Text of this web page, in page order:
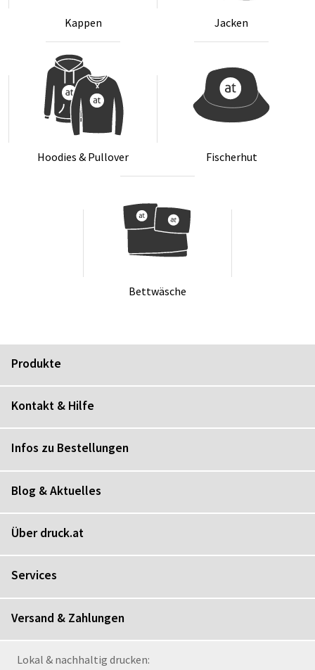
Kap­pen Ja­cken
Hoo­dies & Pull­over Fi­scher­hut
Bett­wä­sche
Produkte
Kontakt & Hilfe
Infos zu Bestellungen
Blog & Aktuelles
Über druck.at
Services
Versand & Zahlungen
Lokal & nachhaltig drucken: